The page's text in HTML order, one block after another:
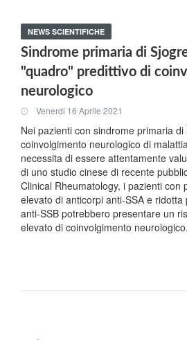
NEWS SCIENTIFICHE
Sindrome primaria di
"quadro" predittivo di
neurologico
Venerdi 16 Aprile 2021
Nei pazienti con sindrome primaria di
coinvolgimento neurologico di
necessita di essere attentamente
di uno studio cinese di recente
Clinical Rheumatology, i pazienti con
elevato di anticorpi anti-SSA e
anti-SSB potrebbero presentare un
elevato di coinvolgimento neurologico.